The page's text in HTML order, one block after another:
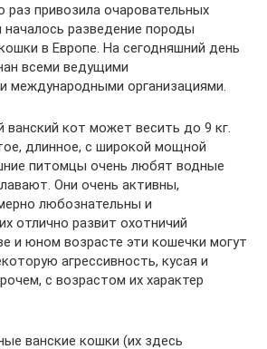
раз привозила очаровательных
разведение породы
в Европе. На сегодняшний день
всеми ведущими
международными организациями.
ванский кот может весить до 9 кг.
длинное, с широкой мощной
питомцы очень любят водные
Они очень активны,
любознательны и
отлично развит охотничий
и юном возрасте эти кошечки могут
агрессивность, кусая и
с возрастом их характер
ванские кошки (их здесь